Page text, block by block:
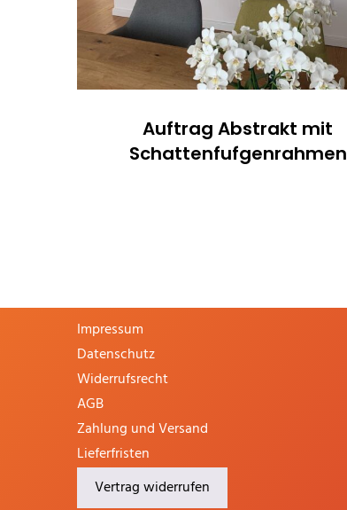
Auftrag Abstrakt mit
Schattenfufgenrahmen
Impressum
Datenschutz
Widerrufsrecht
AGB
Zahlung und Versand
Lieferfristen
Vertrag widerrufen